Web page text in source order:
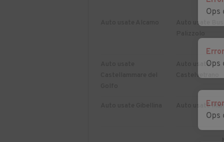
Auto usate
Auto usate
Castelvetrano
Auto usate
Ops
Error
Ops
Error
Ops